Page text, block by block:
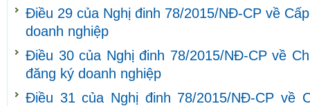
Điều 29 của Nghị đinh 78/2015/NĐ-CP về
doanh nghiệp
Điều 30 của Nghị đinh 78/2015/NĐ-CP về
đăng ký doanh nghiệp
Điều 31 của Nghị đinh 78/2015/NĐ-CP về